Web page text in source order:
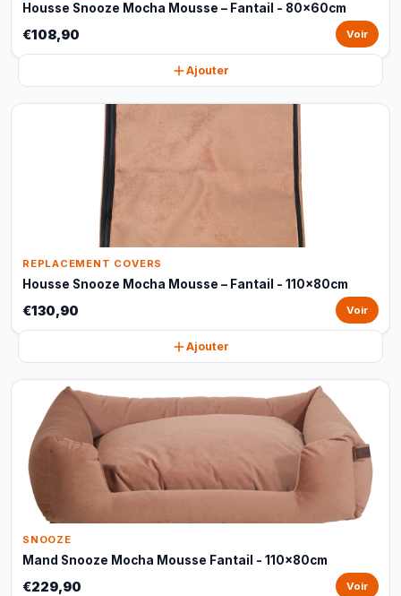
Housse Snooze Mocha Mousse – Fantail - 80x60cm
€108,90 Voir
Ajouter
REPLACEMENT COVERS
Housse Snooze Mocha Mousse – Fantail - 110x80cm
€130,90 Voir
Ajouter
SNOOZE
Mand Snooze Mocha Mousse Fantail - 110x80cm
€229,90 Voir